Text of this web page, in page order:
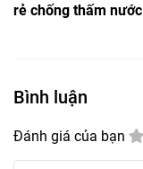
rẻ chống thấm nước
Bình luận
Đánh giá của bạn